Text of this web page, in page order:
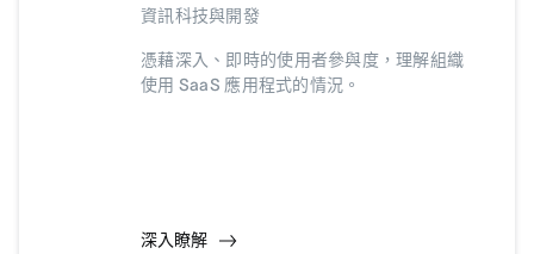
資訊科技與開發
憑藉深入、即時的使用者參與度，理解組織
使用 SaaS 應用程式的情況。
深入瞭解